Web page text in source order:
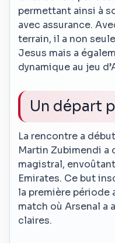
permettant ainsi à
avec assurance.
terrain, il a non
Jesus mais a
dynamique au jeu
Un départ
La rencontre a
Martin Zubimendi a
magistral,
Emirates. Ce but
la première période
match où Arsenal a
claires.